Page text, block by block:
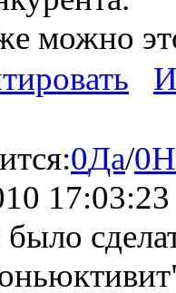
можно
0Да/0
17:03:23